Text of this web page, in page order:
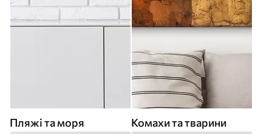
Пляжі та моря Комахи та тварини